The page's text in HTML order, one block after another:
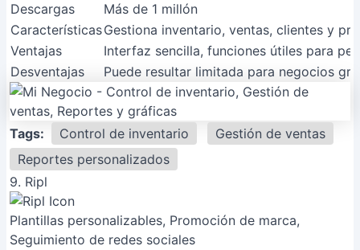
Descargas
Más de 1 millón
CaracterísticasGestiona inventario, ventas, clientes y
Ventajas
Interfaz sencilla, funciones útiles para
Desventajas
Puede resultar limitada para negocios
Tags: Control de inventario
Gestión de ventas
Reportes personalizados
9. Ripl
Plantillas personalizables, Promoción de marca,
Seguimiento de redes sociales